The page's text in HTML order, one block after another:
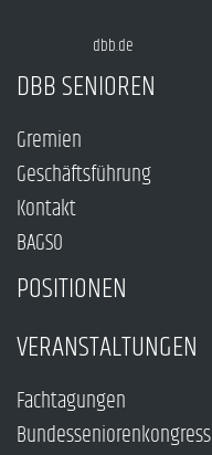
dbb.de
DBB SENIOREN
Gremien
Geschäftsführung
Kontakt
BAGSO
POSITIONEN
VERANSTALTUNGEN
Fachtagungen
Bundesseniorenkongress